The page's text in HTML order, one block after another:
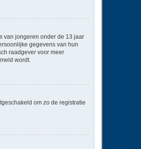
van jongeren onder de 13 jaar
gegevens van hun
raadgever voor meer
wordt.
om zo de registratie